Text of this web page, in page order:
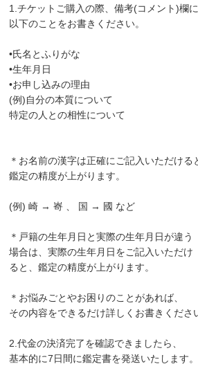
1.チケットご購入の際、備考(コメント)欄に
以下のことをお書きください。
•氏名とふりがな
•生年月日
•お申し込みの理由
(例)自分の本質について
特定の人との相性について
＊お名前の漢字は正確にご記入いただける
鑑定の精度が上がります。
(例) 崎 → 㟢 、 国 → 國 など
＊戸籍の生年月日と実際の生年月日が違う
場合は、実際の生年月日をご記入いただけ
ると、鑑定の精度が上がります。
＊お悩みごとやお困りのことがあれば、
その内容をできるだけ詳しくお書きくださ
2.代金の決済完了を確認できましたら、
基本的に7日間に鑑定書を発送いたします。